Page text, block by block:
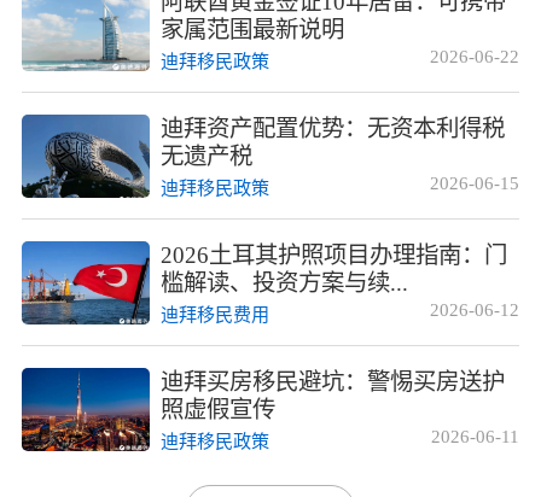
家属范围最新说明
2026-06-22
迪拜移民政策
迪拜资产配置优势：无资本利得税
无遗产税
2026-06-15
迪拜移民政策
2026土耳其护照项目办理指南：门
槛解读、投资方案与续...
2026-06-12
迪拜移民费用
迪拜买房移民避坑：警惕买房送护
照虚假宣传
2026-06-11
迪拜移民政策